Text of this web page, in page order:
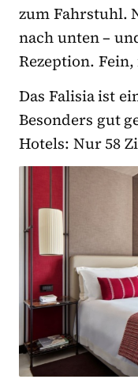
zum Fahrstuhl.
nach unten –
Rezeption.
Das Falisia ist
Besonders gut
Hotels: Nur 58